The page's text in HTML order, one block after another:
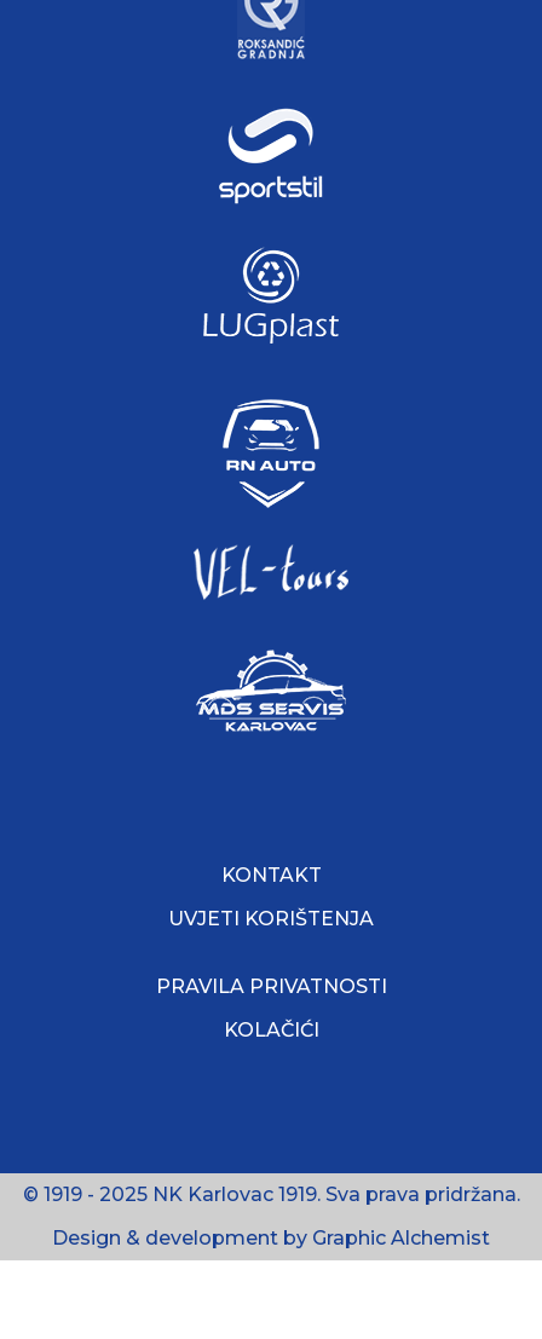
KONTAKT
UVJETI KORIŠTENJA
PRAVILA PRIVATNOSTI
KOLAČIĆI
© 1919 - 2025 NK Karlovac 1919. Sva prava pridržana.
Design & development by Graphic Alchemist